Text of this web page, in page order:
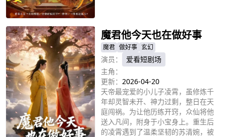
巨债，最终因泄露考题等恶行被削爵
贬为庶人，自食恶果。
魔君他今天也在做好事
魔君 做好事 玄幻
演员：
爱看短剧场
主角：
更新： 2026-04-20
天帝最宠爱的小儿子凌霄，虽修炼千
年却灵智未开、神力过剩，整日在天
庭闯祸。为让他历练开窍，众仙将他
送入凡间，附身于小宝身上。重生后
的凌霄遇到了温柔坚韧的苏清婉，被